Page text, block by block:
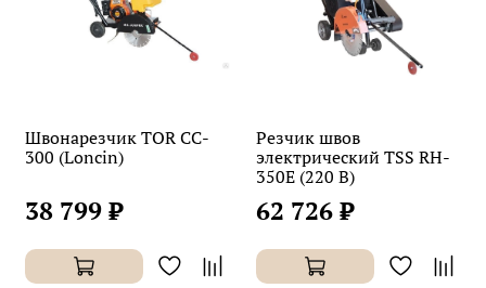
Швонарезчик TOR CC-
300 (Loncin)
38 799 ₽
Резчик швов
электрический TSS RH-
350E (220 В)
62 726 ₽